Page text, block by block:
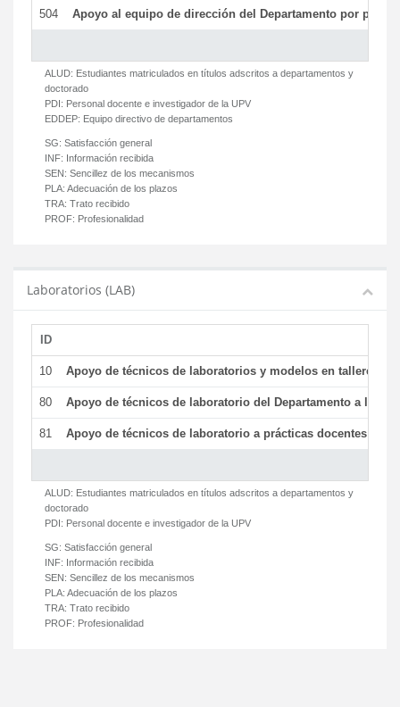
504 Apoyo al equipo de dirección del Departamento por parte
ALUD: Estudiantes matriculados en títulos adscritos a departamentos y
doctorado
PDI: Personal docente e investigador de la UPV
EDDEP: Equipo directivo de departamentos
SG: Satisfacción general
INF: Información recibida
SEN: Sencillez de los mecanismos
PLA: Adecuación de los plazos
TRA: Trato recibido
PROF: Profesionalidad
Laboratorios (LAB)
ID
10 Apoyo de técnicos de laboratorios y modelos en talleres/
80 Apoyo de técnicos de laboratorio del Departamento a la
81 Apoyo de técnicos de laboratorio a prácticas docentes y
ALUD: Estudiantes matriculados en títulos adscritos a departamentos y
doctorado
PDI: Personal docente e investigador de la UPV
SG: Satisfacción general
INF: Información recibida
SEN: Sencillez de los mecanismos
PLA: Adecuación de los plazos
TRA: Trato recibido
PROF: Profesionalidad